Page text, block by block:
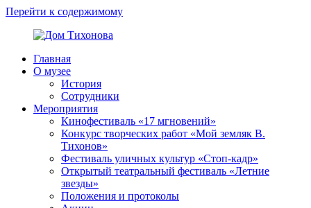
Перейти к содержимому
Дом
Тихонова
ППМВК
Главная
О музее
История
Сотрудники
Мероприятия
Кинофестиваль «17 мгновений»
Конкурс творческих работ «Мой земляк В.
Тихонов»
Фестиваль уличных культур «Стоп-кадр»
Открытый театральный фестиваль «Летние
звезды»
Положения и протоколы